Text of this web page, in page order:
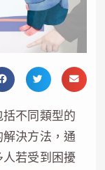
不同類型的
解決方法，通
若受到困擾